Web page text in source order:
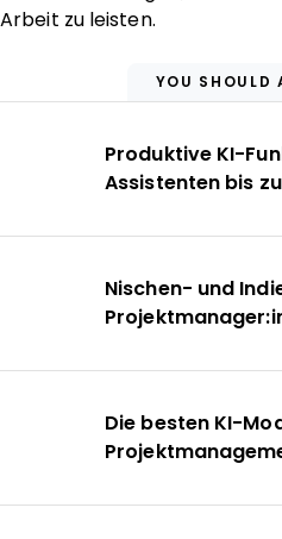
Arbeit zu leisten.
YOU SHOULD
Produktive KI-
Assistenten bis
Nischen- und
Die besten KI-